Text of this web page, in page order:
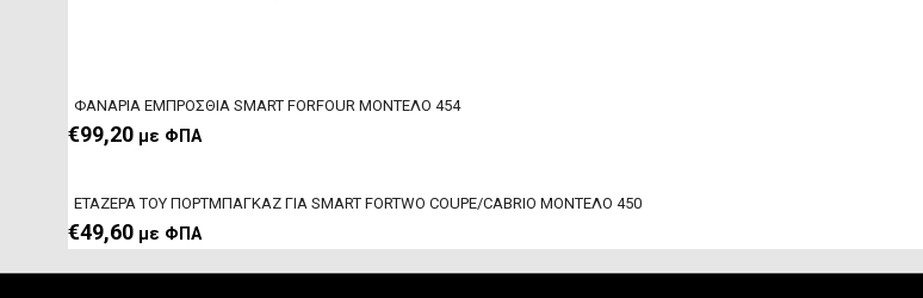
ΦΑΝΑΡΙΑ ΕΜΠΡΟΣΘΙΑ SMART FORFOUR ΜΟΝΤΕΛΟ 454
€99,20 με ΦΠΑ
EΤΑΖΕΡΑ ΤΟΥ ΠΟΡΤΜΠΑΓΚΑΖ ΓΙΑ SMART FORTWO COUPE/CABRIO ΜΟΝΤΕΛΟ 450
€49,60 με ΦΠΑ